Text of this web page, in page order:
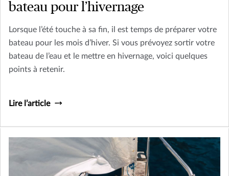
bateau pour l’hivernage
Lorsque l’été touche à sa fin, il est temps de préparer votre
bateau pour les mois d’hiver. Si vous prévoyez sortir votre
bateau de l’eau et le mettre en hivernage, voici quelques
points à retenir.
Lire l’article